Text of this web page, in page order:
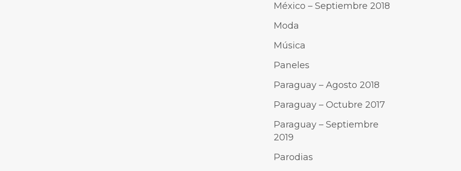
México – Septiembre 2018
Moda
Música
Paneles
Paraguay – Agosto 2018
Paraguay – Octubre 2017
Paraguay – Septiembre
2019
Parodias